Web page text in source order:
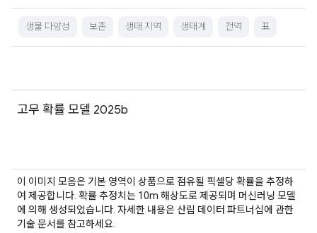
생물 다양성 보존 생태 지역 생태계 전역 표
고무 확률 모델 2025b
이 이미지 모음은 기본 영역이 상품으로 점유될 픽셀당 확률을 추정하
여 제공합니다. 확률 추정치는 10m 해상도로 제공되며 머신러닝 모델
에 의해 생성되었습니다. 자세한 내용은 산림 데이터 파트너십에 관한
기술 문서를 참고하세요.